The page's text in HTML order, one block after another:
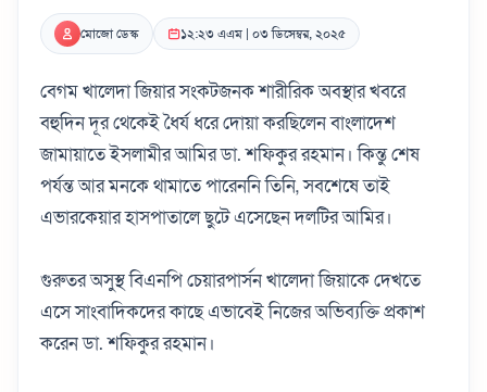
মোজো ডেস্ক ১২:২৩ এএম | ০৩ ডিসেম্বর, ২০২৫
বেগম খালেদা জিয়ার সংকটজনক শারীরিক অবস্থার খবরে
বহুদিন দূর থেকেই ধৈর্য ধরে দোয়া করছিলেন বাংলাদেশ
জামায়াতে ইসলামীর আমির ডা. শফিকুর রহমান। কিন্তু শেষ
পর্যন্ত আর মনকে থামাতে পারেননি তিনি, সবশেষে তাই
এভারকেয়ার হাসপাতালে ছুটে এসেছেন দলটির আমির।
গুরুতর অসুস্থ বিএনপি চেয়ারপার্সন খালেদা জিয়াকে দেখতে
এসে সাংবাদিকদের কাছে এভাবেই নিজের অভিব্যক্তি প্রকাশ
করেন ডা. শফিকুর রহমান।